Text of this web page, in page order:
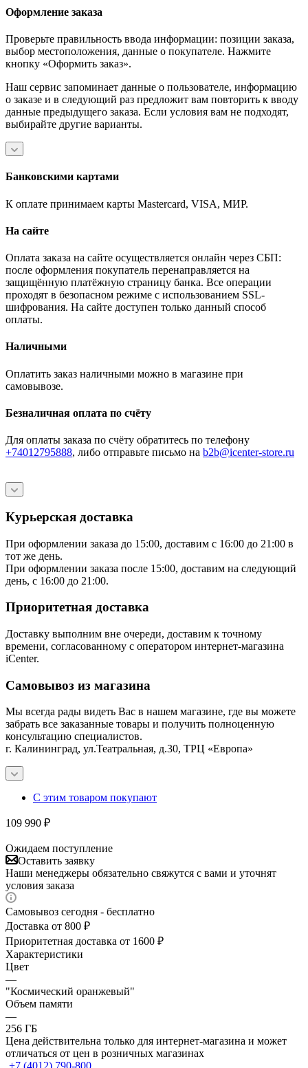
Оформление заказа
Проверьте правильность ввода информации: позиции заказа,
выбор местоположения, данные о покупателе. Нажмите
кнопку «Оформить заказ».
Наш сервис запоминает данные о пользователе, информацию
о заказе и в следующий раз предложит вам повторить к вводу
данные предыдущего заказа. Если условия вам не подходят,
выбирайте другие варианты.
Банковскими картами
К оплате принимаем карты Mastercard, VISA, МИР.
На сайте
Оплата заказа на сайте осуществляется онлайн через СБП:
после оформления покупатель перенаправляется на
защищённую платёжную страницу банка. Все операции
проходят в безопасном режиме с использованием SSL-
шифрования. На сайте доступен только данный способ
оплаты.
Наличными
Оплатить заказ наличными можно в магазине при
самовывозе.
Безналичная оплата по счёту
Для оплаты заказа по счёту обратитесь по телефону
+74012795888, либо отправьте письмо на b2b@icenter-store.ru
Курьерская доставка
При оформлении заказа до 15:00, доставим с 16:00 до 21:00 в
тот же день.
При оформлении заказа после 15:00, доставим на следующий
день, с 16:00 до 21:00.
Приоритетная доставка
Доставку выполним вне очереди, доставим к точному
времени, согласованному с оператором интернет-магазина
iCenter.
Самовывоз из магазина
Мы всегда рады видеть Вас в нашем магазине, где вы можете
забрать все заказанные товары и получить полноценную
консультацию специалистов.
г. Калининград, ул.Театральная, д.30, ТРЦ «Европа»
С этим товаром покупают
109 990 ₽
Ожидаем поступление
Оставить заявку
Наши менеджеры обязательно свяжутся с вами и уточнят
условия заказа
Самовывоз сегодня - бесплатно
Доставка от 800 ₽
Приоритетная доставка от 1600 ₽
Характеристики
Цвет
—
"Космический оранжевый"
Объем памяти
—
256 ГБ
Цена действительна только для интернет-магазина и может
отличаться от цен в розничных магазинах